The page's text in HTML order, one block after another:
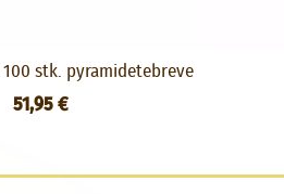
100 stk. pyramidetebreve
51,95 €